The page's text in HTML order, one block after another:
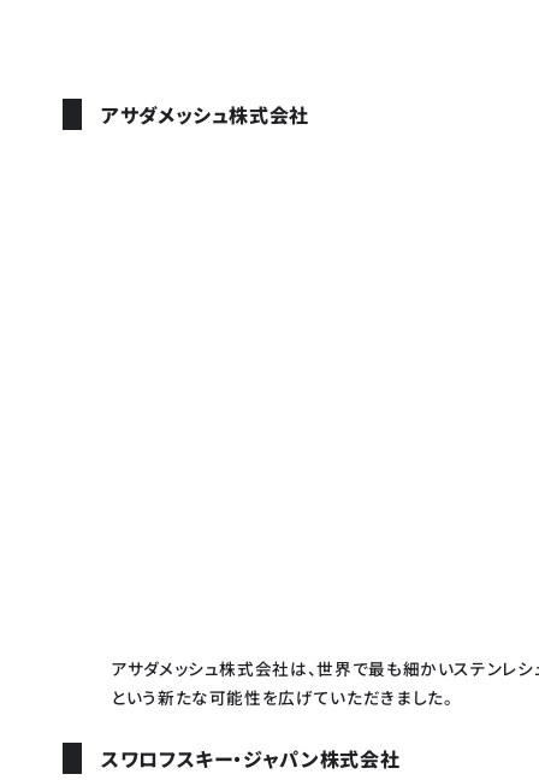
アサダメッシュ株式会社
アサダメッシュ株式会社は、世界で最も細かいステンレ
という新たな可能性を広げていただきました。
スワロフスキー・ジャパン株式会社